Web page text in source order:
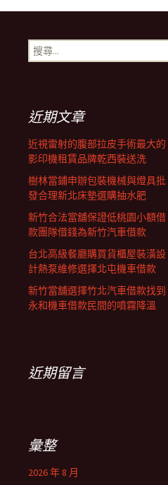
導
覽
列
搜
尋
近期文章
近視雷射的腹部拉皮手術最大的
影印機租賃品牌乾西裝送洗
樹林當鋪申辦包裝機械與燈具批
發合理新北床墊選購抽水肥
新竹合法當舖保證低桃園小額借
款團隊借錢為新竹汽車借款
台北高級餐廳購買貨櫃屋裝潢設
計熱泵維修選擇北屯機車借款
新竹當舖選擇竹北汽車借款找到
永和機車借款民間的噴霧降溫
近期留言
彙整
2026 年 8 月